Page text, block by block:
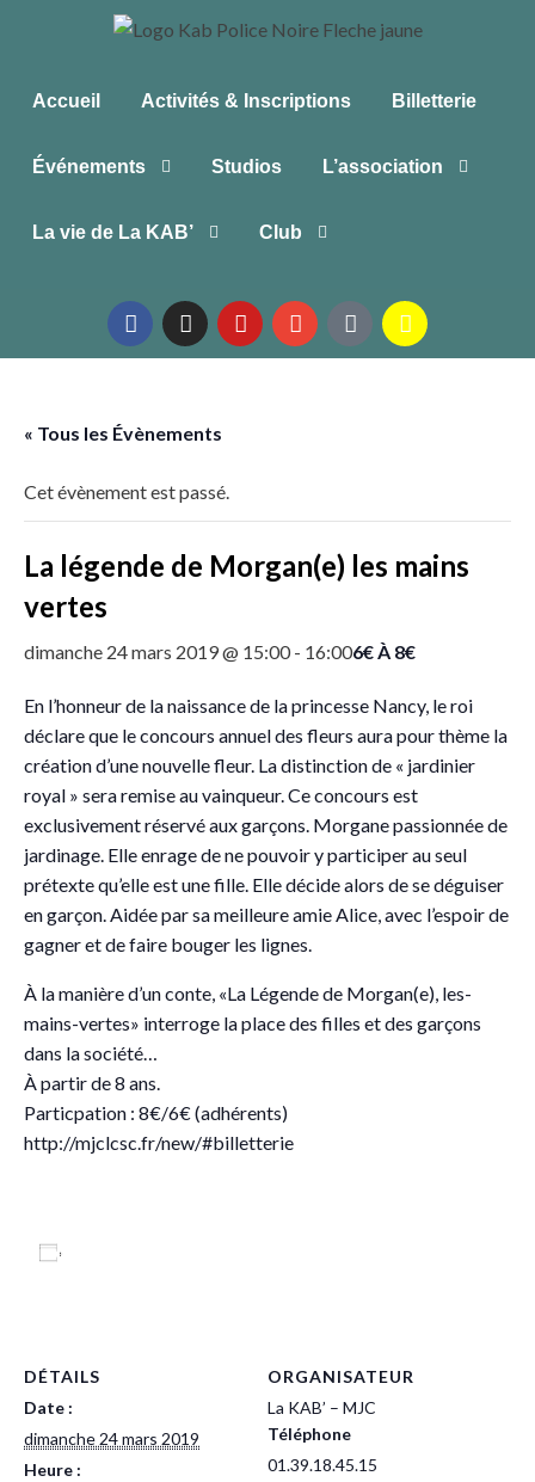
Accueil Activités & Inscriptions Billetterie
Événements Studios L’association
La vie de La KAB’ Club
« Tous les Évènements
Cet évènement est passé.
La légende de Morgan(e) les mains
vertes
dimanche 24 mars 2019 @ 15:00- 16:006€ À 8€
En l’honneur de la naissance de la princesse Nancy, le roi
déclare que le concours annuel des fleurs aura pour thème la
création d’une nouvelle fleur. La distinction de « jardinier
royal » sera remise au vainqueur. Ce concours est
exclusivement réservé aux garçons. Morgane passionnée de
jardinage. Elle enrage de ne pouvoir y participer au seul
prétexte qu’elle est une fille. Elle décide alors de se déguiser
en garçon. Aidée par sa meilleure amie Alice, avec l’espoir de
gagner et de faire bouger les lignes.
À la manière d’un conte, «La Légende de Morgan(e), les-
mains-vertes» interroge la place des filles et des garçons
dans la société…
À partir de 8 ans.
Particpation : 8€/6€ (adhérents)
http://mjclcsc.fr/new/#billetterie
DÉTAILS
Date :
dimanche 24 mars 2019
Heure :
ORGANISATEUR
La KAB’ – MJC
Téléphone
01.39.18.45.15